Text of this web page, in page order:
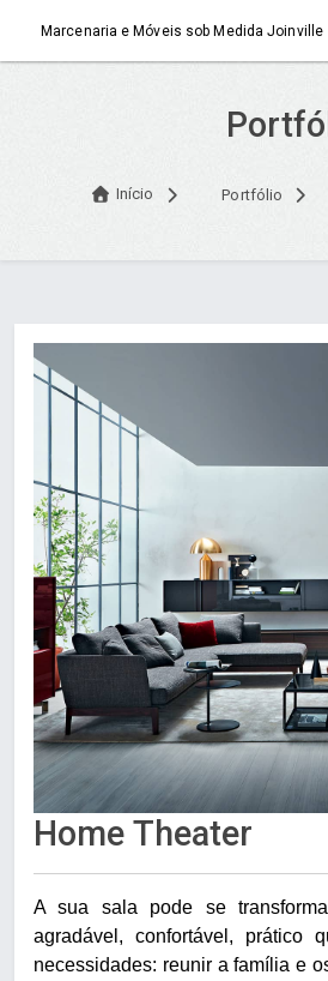
Marcenaria e Móveis sob Medida Joinville
Início Portfólio
Home Theater
A sua sala pode se
agradável, confortável, prático
necessidades: reunir a família e